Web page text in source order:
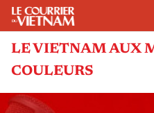
LE VIETNAM AUX
COULEURS